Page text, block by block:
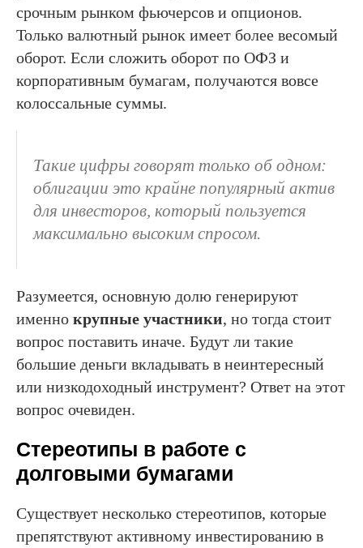
срочным рынком фьючерсов и опционов.
Только валютный рынок имеет более весомый
оборот. Если сложить оборот по ОФЗ и
корпоративным бумагам, получаются вовсе
колоссальные суммы.
Такие цифры говорят только об одном:
облигации это крайне популярный актив
для инвесторов, который пользуется
максимально высоким спросом.
Разумеется, основную долю генерируют
именно крупные участники, но тогда стоит
вопрос поставить иначе. Будут ли такие
большие деньги вкладывать в неинтересный
или низкодоходный инструмент? Ответ на этот
вопрос очевиден.
Стереотипы в работе с
долговыми бумагами
Существует несколько стереотипов, которые
препятствуют активному инвестированию в